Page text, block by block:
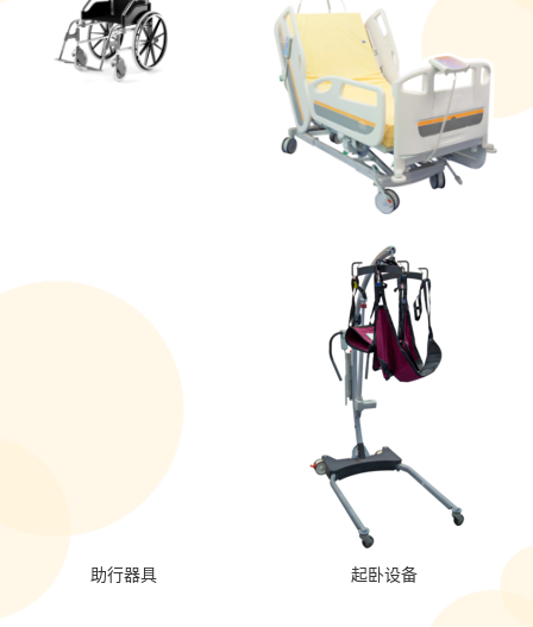
助行器具 起卧设备